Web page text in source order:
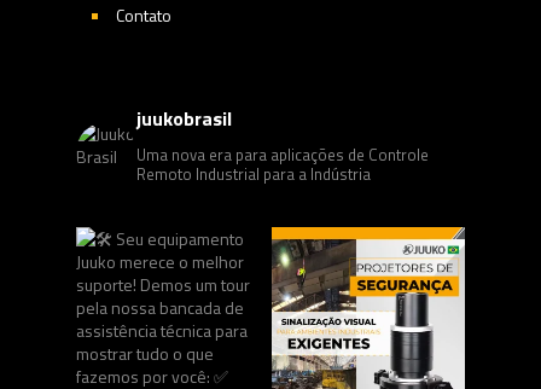
Contato
juukobrasil
Uma nova era para aplicações de Controle
Remoto Industrial para a Indústria